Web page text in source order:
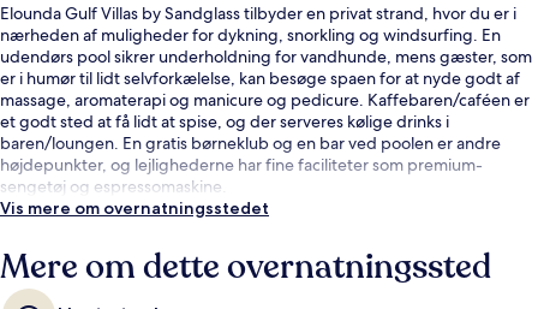
Elounda Gulf Villas by Sandglass tilbyder en privat strand, hvor du er i
nærheden af muligheder for dykning, snorkling og windsurfing. En
udendørs pool sikrer underholdning for vandhunde, mens gæster, som
er i humør til lidt selvforkælelse, kan besøge spaen for at nyde godt af
massage, aromaterapi og manicure og pedicure. Kaffebaren/caféen er
et godt sted at få lidt at spise, og der serveres kølige drinks i
baren/loungen. En gratis børneklub og en bar ved poolen er andre
højdepunkter, og lejlighederne har fine faciliteter som premium-
sengetøj og espressomaskine.
Vis mere om overnatningsstedet
Mere om dette overnatningssted